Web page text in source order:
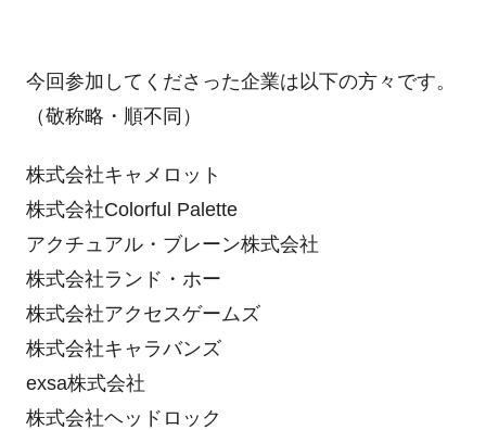
今回参加してくださった企業は以下の方々です。
（敬称略・順不同）
株式会社キャメロット
株式会社Colorful Palette
アクチュアル・ブレーン株式会社
株式会社ランド・ホー
株式会社アクセスゲームズ
株式会社キャラバンズ
exsa株式会社
株式会社ヘッドロック